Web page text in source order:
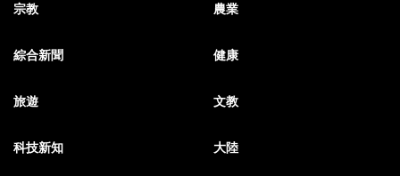
宗教 農業
綜合新聞 健康
旅遊 文教
科技新知 大陸